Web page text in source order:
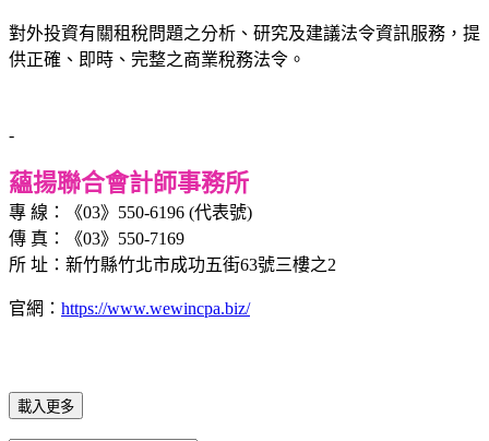
對外投資有關租稅問題之分析、研究及建議法令資訊服務，提
供正確、即時、完整之商業稅務法令。
-
蘊揚聯合會計師事務所
專 線：《03》550-6196 (代表號)
傳 真：《03》550-7169
所 址：新竹縣竹北市成功五街63號三樓之2
官網： https://www.wewincpa.biz/
載入更多